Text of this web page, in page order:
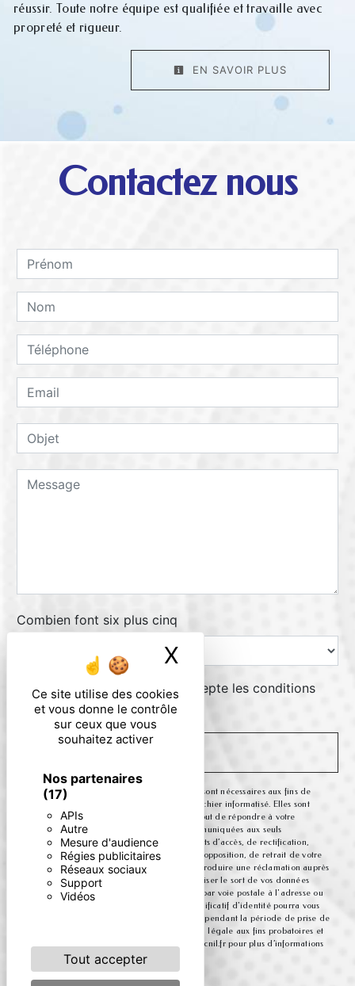
Ce site utilise des cookies
et vous donne le contrôle
sur ceux que vous
souhaitez activer
Nos partenaires
(17)
APIs
Autre
Mesure d'audience
Régies publicitaires
Réseaux sociaux
Support
Vidéos
Tout accepter
X Masquer le
réussir. Toute notre équipe est qualifiée et travaille avec
propreté et rigueur.
EN SAVOIR PLUS
Contactez nous
Combien font six plus cinq
En cochant cette case, j'accepte les conditions
particulières ci-dessous **
** Les données personnelles communiquées sont nécessaires aux fins de
vous contacter et sont enregistrées dans un fichier informatisé. Elles sont
destinées à et ses sous-traitants dans le seul but de répondre à votre
message. Les données collectées seront communiquées aux seuls
destinataires suivants: . Vous disposez de droits d’accès, de rectification,
d’effacement, de portabilité, de limitation, d’opposition, de retrait de votre
consentement à tout moment et du droit d’introduire une réclamation auprès
d’une autorité de contrôle, ainsi que d’organiser le sort de vos données
post-mortem. Vous pouvez exercer ces droits par voie postale à l'adresse ou
par courrier électronique à l'adresse . Un justificatif d'identité pourra vous
être demandé. Nous conservons vos données pendant la période de prise de
contact puis pendant la durée de prescription légale aux fins probatoires et
de gestion des contentieux. Consultez le site cnil.fr pour plus d’informations
sur vos droits.